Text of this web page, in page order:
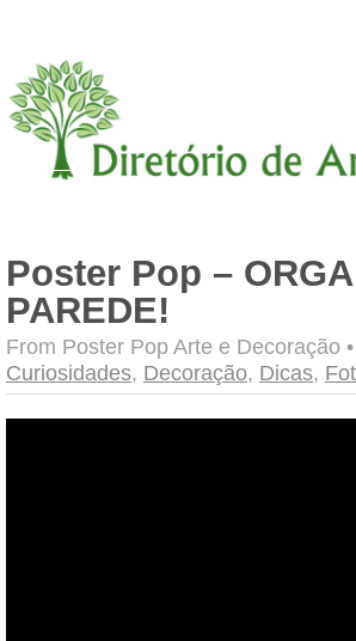
Poster Pop –
PAREDE!
From Poster Pop Arte e Decoração •
Curiosidades, Decoração, Dicas,